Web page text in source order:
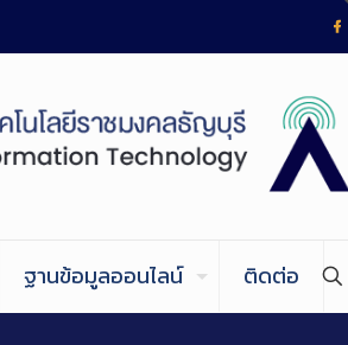
ฐานข้อมูลออนไลน์ ติดต่อ